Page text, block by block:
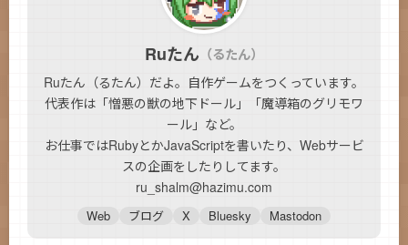
Ruたん （るたん）
Ruたん（るたん）だよ。自作ゲームをつくっています。
代表作は「憎悪の獣の地下ドール」「魔導箱のグリモワ
ール」など。
お仕事ではRubyとかJavaScriptを書いたり、Webサービ
スの企画をしたりしてます。
ru_shalm@hazimu.com
Web ブログ X Bluesky Mastodon